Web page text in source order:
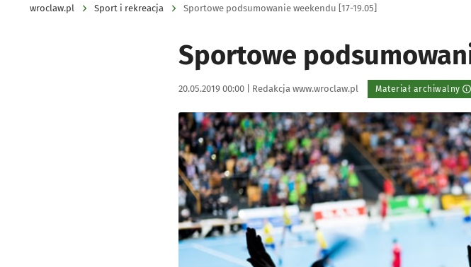
wroclaw.pl Sport i rekreacja Sportowe podsumowanie weekendu [17-19.05]
Sportowe
Data publikacji:
20.05.2019 00:00 | Autor:
Redakcja www.wroclaw.pl Materiał archiwalny
Kliknij, aby powiększyć